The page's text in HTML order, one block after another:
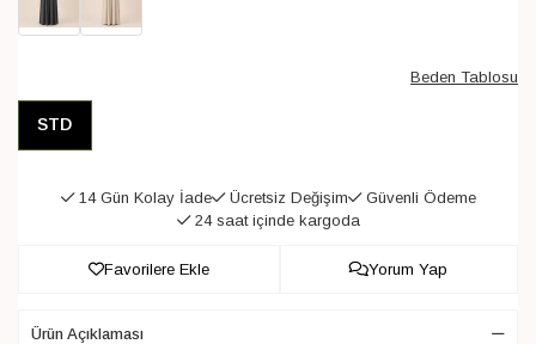
Beden Tablosu
STD
14 Gün Kolay İade Ücretsiz Değişim
Güvenli Ödeme
24 saat içinde kargoda
Favorilere Ekle Yorum Yap
Ürün Açıklaması